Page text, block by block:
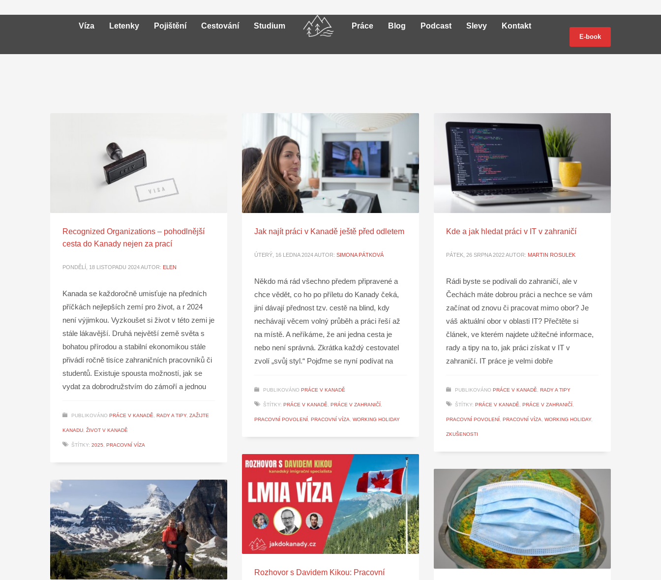
Víza Letenky Pojištění Cestování Studium Práce Blog Podcast Slevy Kontakt
E-book
Recognized Organizations – pohodlnější
cesta do Kanady nejen za prací
PONDĚLÍ, 18 LISTOPADU 2024AUTOR: ELEN
Kanada se každoročně umisťuje na předních
příčkách nejlepších zemí pro život, a r 2024
není výjimkou. Vyzkoušet si život v této zemi je
stále lákavější. Druhá největší země světa s
bohatou přírodou a stabilní ekonomikou stále
přivádí ročně tisíce zahraničních pracovníků či
studentů. Existuje spousta možností, jak se
vydat za dobrodružstvím do zámoří a jednou
PUBLIKOVÁNO PRÁCE V KANADĚ, RADY A TIPY, ZAŽIJTE
KANADU, ŽIVOT V KANADĚ
ŠTÍTKY: 2025, PRACOVNÍ VÍZA
Jak najít práci v Kanadě ještě před odletem
ÚTERÝ, 16 LEDNA 2024AUTOR: SIMONA PÁTKOVÁ
Někdo má rád všechno předem připravené a
chce vědět, co ho po příletu do Kanady čeká,
jiní dávají přednost tzv. cestě na blind, kdy
nechávají věcem volný průběh a práci řeší až
na místě. A neříkáme, že ani jedna cesta je
nebo není správná. Zkrátka každý cestovatel
zvolí „svůj styl.“ Pojďme se nyní podívat na
PUBLIKOVÁNO PRÁCE V KANADĚ
ŠTÍTKY: PRÁCE V KANADĚ, PRÁCE V ZAHRANIČÍ ,
PRACOVNÍ POVOLENÍ , PRACOVNÍ VÍZA, WORKING HOLIDAY
Kde a jak hledat práci v IT v zahraničí
PÁTEK, 26 SRPNA 2022AUTOR: MARTIN ROSULEK
Rádi byste se podívali do zahraničí, ale v
Čechách máte dobrou práci a nechce se vám
začínat od znovu či pracovat mimo obor? Je
váš aktuální obor v oblasti IT? Přečtěte si
článek, ve kterém najdete užitečné informace,
rady a tipy na to, jak práci získat v IT v
zahraničí. IT práce je velmi dobře
PUBLIKOVÁNO PRÁCE V KANADĚ, RADY A TIPY
ŠTÍTKY: PRÁCE V KANADĚ, PRÁCE V ZAHRANIČÍ ,
PRACOVNÍ POVOLENÍ , PRACOVNÍ VÍZA, WORKING HOLIDAY,
ZKUŠENOSTI
Rozhovor s Davidem Kikou: Pracovní